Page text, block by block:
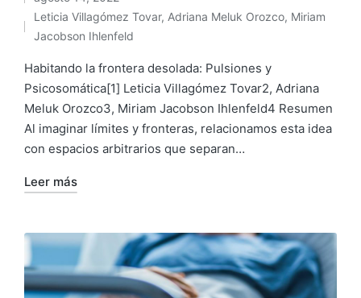
por
Publicado
Leticia Villagómez Tovar, Adriana Meluk Orozco, Miriam
Jacobson Ihlenfeld
Habitando la frontera desolada: Pulsiones y
Psicosomática[1] Leticia Villagómez Tovar2, Adriana
Meluk Orozco3, Miriam Jacobson Ihlenfeld4 Resumen
Al imaginar límites y fronteras, relacionamos esta idea
con espacios arbitrarios que separan…
Leer más